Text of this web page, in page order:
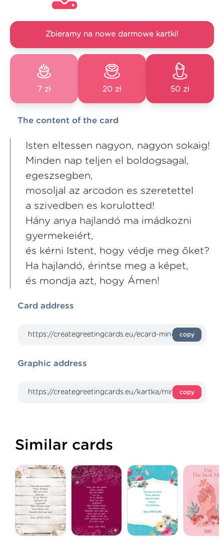
Zbieramy na nowe darmowe kartki!
7 zł 20 zł 50 zł
The content of the card
Isten eltessen nagyon, nagyon sokaig!
Minden nap teljen el boldogsagal,
egeszsegben,
mosoljal az arcodon es szeretettel
a szivedben es korulotted!
Hány anya hajlandó ma imádkozni
gyermekeiért,
és kérni Istent, hogy védje meg őket?
Ha hajlandó, érintse meg a képet,
és mondja azt, hogy Ámen!
Card address
copy
Graphic address
copy
Similar cards